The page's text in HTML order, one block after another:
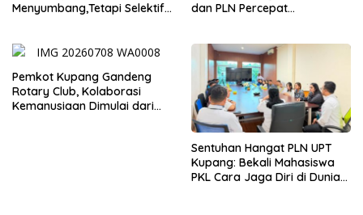
Menyumbang,Tetapi Selektif
dan PLN Percepat
Pemkot Kupang Gandeng
Rotary Club, Kolaborasi
Kemanusiaan Dimulai dari
Sentuhan Hangat PLN UPT
Kupang: Bekali Mahasiswa
PKL Cara Jaga Diri di Dunia